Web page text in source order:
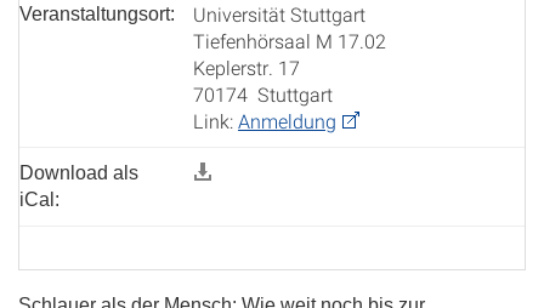
Veranstaltungsort:
Universität Stuttgart
Tiefenhörsaal M 17.02
Keplerstr. 17
70174 Stuttgart
Link:Anmeldung
Download als
iCal: